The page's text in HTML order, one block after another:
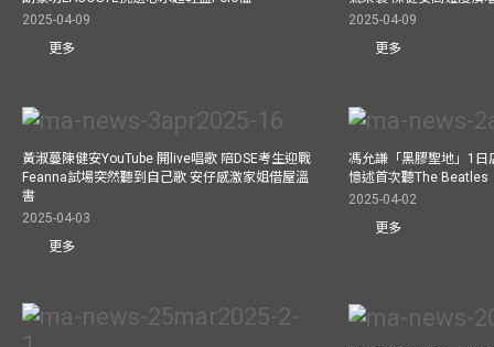
2025-04-09
更多
2025-04-09
更多
黃淑蔓陳健安YouTube 開live唱歌 陪DSE考生迎戰
Feanna試場突然聽到自己歌 安仔感激家姐借屋溫
書
2025-04-03
更多
馮允謙「黑膠聖地」1日
憶述首次聽The Beatles
2025-04-02
更多